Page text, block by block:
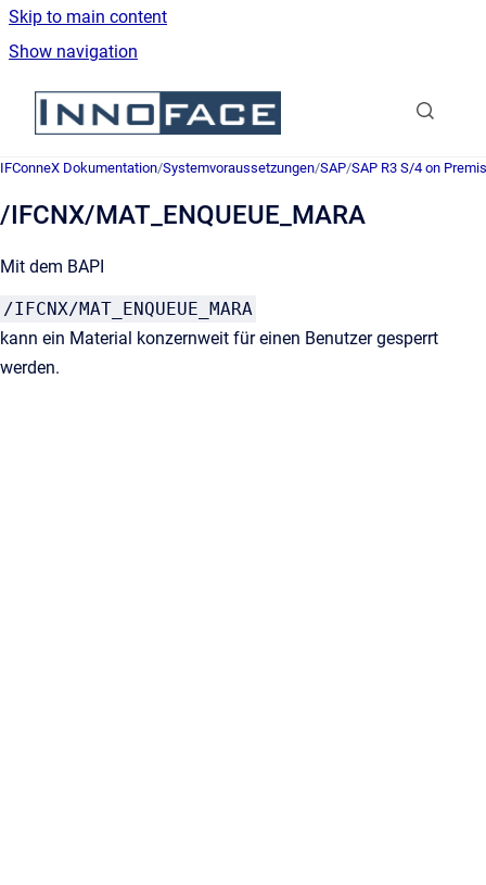
Skip to main content
Show navigation
Go to homepage
IFConneX Dokumentation/Systemvoraussetzungen/SAP/SAP R3 S/4 on
/IFCNX/MAT_ENQUEUE_MARA
Mit dem BAPI
/IFCNX/MAT_ENQUEUE_MARA
kann ein Material konzernweit für einen Benutzer gesperrt
werden.